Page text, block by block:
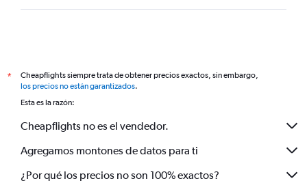
*
Cheapflights siempre trata de obtener precios exactos, sin embargo,
los precios no están garantizados.
Esta es la razón:
Cheapflights no es el vendedor.
Agregamos montones de datos para ti
¿Por qué los precios no son 100% exactos?